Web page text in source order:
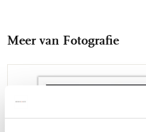
Meer van Fotografie